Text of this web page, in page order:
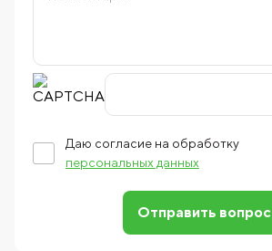
Даю согласие на обработку
персональных данных
Отправить вопрос